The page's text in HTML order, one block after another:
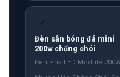
✓
Đèn sân bóng đá mini
200w chống chói
Đèn Pha LED Module